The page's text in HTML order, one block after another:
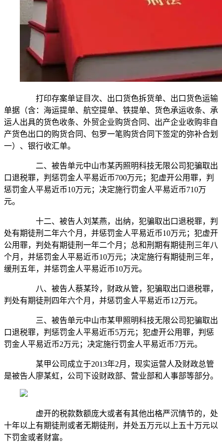
打印存案单证目次、出口货色拆货单、出口货色运输
单据（含：海运提单、航空提单、铁提单、货色承运收条、承
运人出具的货色收条、外贸企业购货合同、出产企业收购非自
产货色出口的购货合同、包罗一笔购货合同下签定的弥补合划
一）、银行收汇单。
二、被告单元中山市某丙照明科技无限公司犯骗取出
口退税罪，判惩罚金人平易近币700万元；犯虚开公用罪，判
惩罚金人平易近币10万元；决定施行罚金人平易近币710万
元。
十二、被告人刘某燕，出纳，犯骗取出口退税罪，判
处有期徒刑二年六个月，并惩罚金人平易近币10万元；犯虚开
公用罪，判处有期徒刑一年二个月；总和刑期有期徒刑三年八
个月，并惩罚金人平易近币10万元；决定施行有期徒刑三年，
缓刑五年，并惩罚金人平易近币10万元。
八、被告人蔡某玲，财政从管，犯骗取出口退税罪，
判处有期徒刑四年六个月，并惩罚金人平易近币12万元。
三、被告单元中山市某甲照明科技无限公司犯骗取出
口退税罪，判惩罚金人平易近币5万元；犯虚开公用罪，判惩
罚金人平易近币2万元；决定施行罚金人平易近币7万元。
某甲公司成立于2013年2月，现实运营人及财政总管
是被告人廖某虹，公司下设财政部、营业部和人事部等部分。
虚开的税款数额庞大或者有其他出格严沉情节的，处
十年以上有期徒刑或者无期徒刑，并处五万元以上五十万元以
下罚金或者财富。